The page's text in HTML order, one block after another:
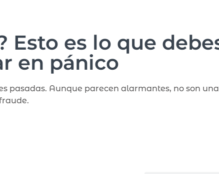
Esto es lo que
en pánico
pasadas. Aunque parecen alarmantes, no son